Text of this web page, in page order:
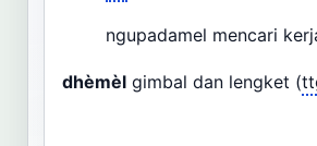
ngupadamel mencari
dhèmèl gimbal dan lengket (